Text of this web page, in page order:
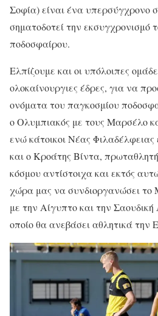
Σοφία) είναι ένα υπερσύγχρονο
σηματοδοτεί την εκσυγχρονισμό
ποδοσφαίρου.
Ελπίζουμε και οι υπόλοιπες
ολοκαίνουργιες έδρες, για να
ονόματα του παγκοσμίου
ο Ολυμπιακός με τους Μαρσέλο
ενώ κάτοικοι Νέας Φιλαδέλφειας
και ο Κροάτης Βίντα,
κόσμου αντίστοιχα και εκτός
χώρα μας να συνδιοργανώσει το
με την Αίγυπτο και την
οποίο θα ανεβάσει αθλητικά την